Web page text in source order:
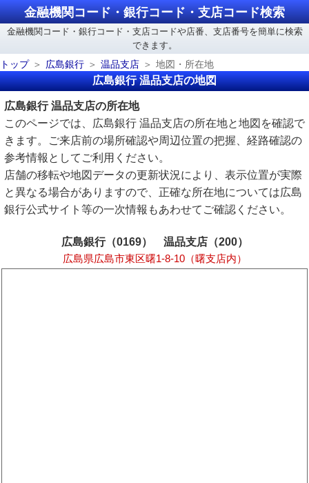
金融機関コード・銀行コード・支店コード検索
金融機関コード・銀行コード・支店コードや店番、支店番号を簡単に検索
できます。
トップ
広島銀行 温品支店 地図・所在地
広島銀行 温品支店の地図
広島銀行 温品支店の所在地
このページでは、広島銀行 温品支店の所在地と地図を確認で
きます。ご来店前の場所確認や周辺位置の把握、経路確認の
参考情報としてご利用ください。
店舗の移転や地図データの更新状況により、表示位置が実際
と異なる場合がありますので、正確な所在地については広島
銀行公式サイト等の一次情報もあわせてご確認ください。
広島銀行（0169） 温品支店（200）
広島県広島市東区曙1-8-10（曙支店内）